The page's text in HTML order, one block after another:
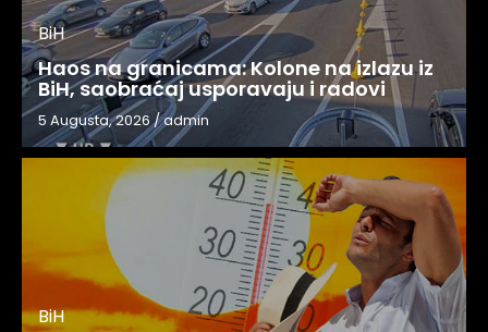
BiH
Haos na granicama: Kolone na izlazu iz
BiH, saobraćaj usporavaju i radovi
5 Augusta, 2026/admin
BiH